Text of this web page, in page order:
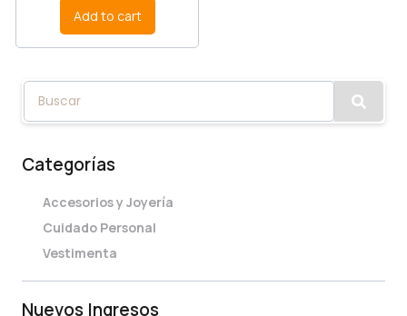
Categorías
Accesorios y Joyería
Cuidado Personal
Vestimenta
Nuevos Ingresos
Add to cart